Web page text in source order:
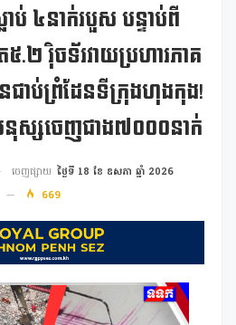
ប់ ៤នាក់របួស បន្ទាប់ពី
.២ រ៉ិចទ័រវាយប្រហារភាគ
ជាប់ព្រំដែនទីក្រុងហុងកុង!
នុស្សចេញជាង៧០០០នាក់
ចេញផ្សាយ ថ្ងៃទី 18 ខែ ឧសភា ឆ្នាំ 2026
669